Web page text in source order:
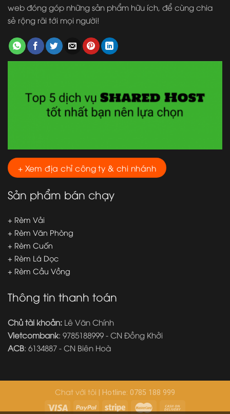
web đóng góp những sản phẩm hữu ích, để cùng chia
sẻ rộng rãi tới mọi người!
+ Xem địa chỉ công ty & chi nhánh
Sản phẩm bán chạy
+ Rèm Vải
+ Rèm Văn Phòng
+ Rèm Cuốn
+ Rèm Lá Dọc
+ Rèm Cầu Vồng
Thông tin thanh toán
Chủ tài khoản: Lê Văn Chính
Vietcombank: 9785188999 - CN Đồng Khởi
ACB: 6134887 - CN Biên Hoà
Chat với tôi | Hotline: 0785 188 999